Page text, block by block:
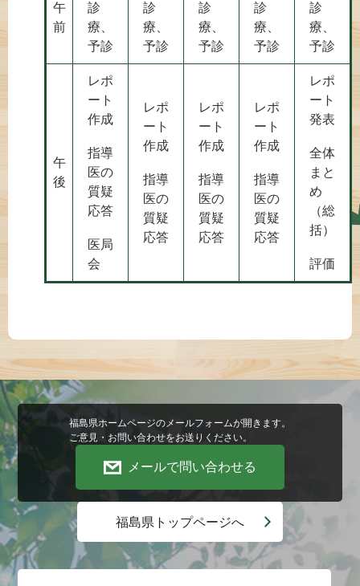
午
前
診
療、
予診
診
療、
予診
診
療、
予診
診
療、
予診
診
療、
予診
午
後
レポ
ート
作成
指導
医の
質疑
応答
医局
会
レポ
ート
作成
指導
医の
質疑
応答
レポ
ート
作成
指導
医の
質疑
応答
レポ
ート
作成
指導
医の
質疑
応答
レポ
ート
発表
全体
まと
め
（総
括）
評価
福島県ホームページのメールフォームが開きます。
ご意見・お問い合わせをお送りください。
メールで問い合わせる
福島県トップページへ